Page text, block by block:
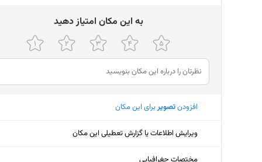
پنجشنبه
۱۷ تا ۲۳
جمعه
شنبه
یکشنبه
ﺑﻪ اﯾﻦ ﻣﮑﺎن اﻣﺘﯿﺎز دﻫﯿﺪ
افزودنتصویربرای این مکان
ویرایش اطلاعات یا گزارش تعطیلی این مکان